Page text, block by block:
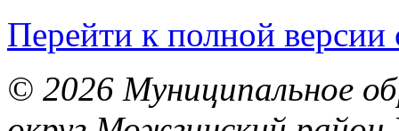
Перейти к полной версии
© 2026 Муниципальное